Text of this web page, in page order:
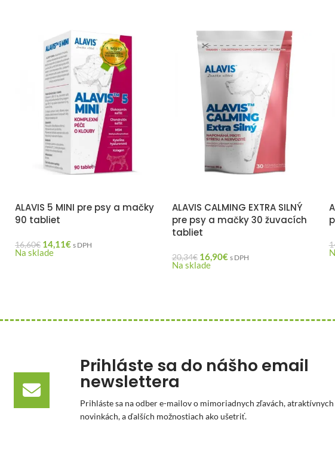
ALAVIS 5 MINI pre psy a mačky
90 tabliet
16,60€ 14,11€ s DPH
Na sklade
ALAVIS CALMING EXTRA SILNÝ
pre psy a mačky 30 žuvacích
tabliet
20,34€ 16,90€ s DPH
Na sklade
Prihláste sa do nášho email
newslettera
Prihláste sa na odber e-mailov o mimoriadnych zľavách,
novinkách, a ďalších možnostiach ako ušetriť.